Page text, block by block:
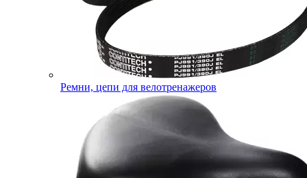
Ремни, цепи для велотренажеров